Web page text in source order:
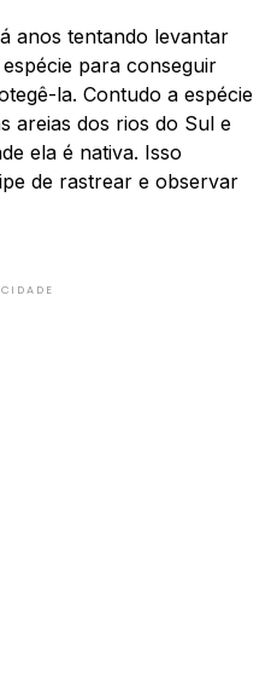
anos tentando levantar
para conseguir
la. Contudo a espécie
areias dos rios do Sul e
ela é nativa. Isso
de rastrear e observar